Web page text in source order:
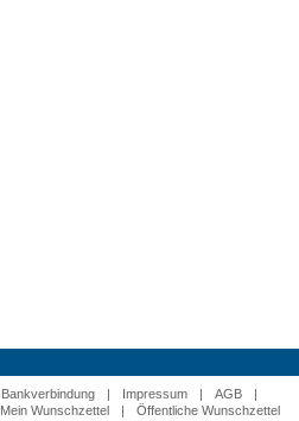
Bankverbindung | Impressum | AGB
|
Mein Wunschzettel | Öffentliche Wunschzettel